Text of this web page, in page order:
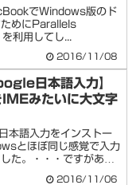
でWindows版のド
ためにParallels
利用してし...
2016/11/08
日本語入力】
みたいに大文字
本語入力をインストー
とほぼ同じ感覚で入力
た。・・・ですがあ
2016/11/06